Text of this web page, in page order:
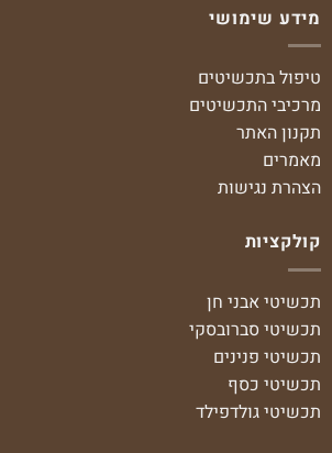
מידע שימושי
טיפול בתכשיטים
מרכיבי התכשיטים
תקנון האתר
מאמרים
הצהרת נגישות
קולקציות
תכשיטי אבני חן
תכשיטי סברובסקי
תכשיטי פנינים
תכשיטי כסף
תכשיטי גולדפילד